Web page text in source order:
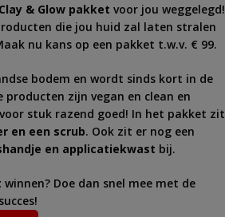
& Glow pakket voor jou weggelegd!
die jou huid zal laten stralen
nu kans op een pakket t.w.v. € 99.
bodem en wordt sinds kort in de
producten zijn vegan en clean en
stuk razend goed! In het pakket zit
en een scrub. Ook zit er nog een
en applicatiekwast bij.
winnen? Doe dan snel mee met de